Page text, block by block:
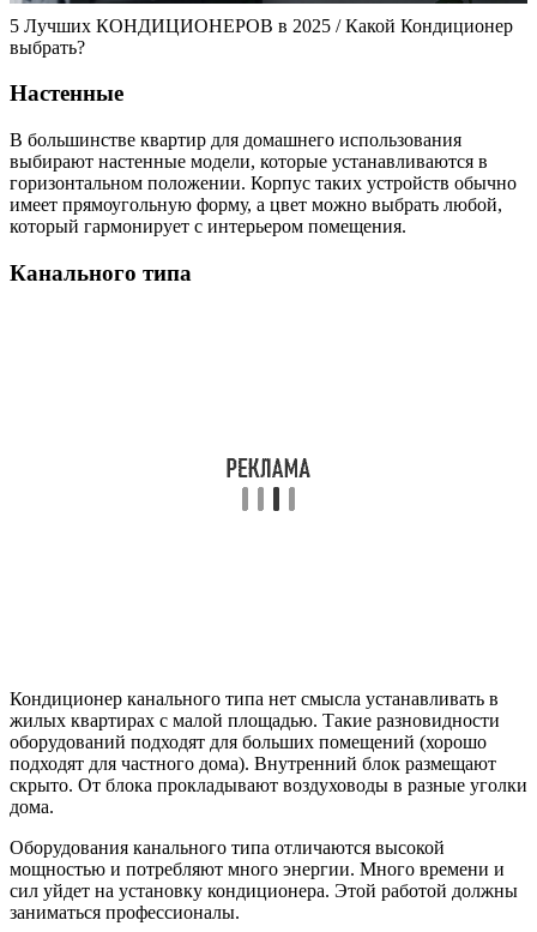
5 Лучших КОНДИЦИОНЕРОВ в 2025 / Какой Кондиционер
выбрать?
Настенные
В большинстве квартир для домашнего использования
выбирают настенные модели, которые устанавливаются в
горизонтальном положении. Корпус таких устройств обычно
имеет прямоугольную форму, а цвет можно выбрать любой,
который гармонирует с интерьером помещения.
Канального типа
Кондиционер канального типа нет смысла устанавливать в
жилых квартирах с малой площадью. Такие разновидности
оборудований подходят для больших помещений (хорошо
подходят для частного дома). Внутренний блок размещают
скрыто. От блока прокладывают воздуховоды в разные уголки
дома.
Оборудования канального типа отличаются высокой
мощностью и потребляют много энергии. Много времени и
сил уйдет на установку кондиционера. Этой работой должны
заниматься профессионалы.